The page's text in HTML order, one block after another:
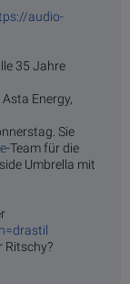
audio-
35 Jahre
Energy,
Sie
-Team für die
Umbrella mit
Ritschy?